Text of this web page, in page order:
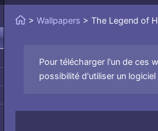
Vous
Accueil
> Wallpapers > The Legend of
Pour télécharger l'un de ces
possibilité d'utiliser un